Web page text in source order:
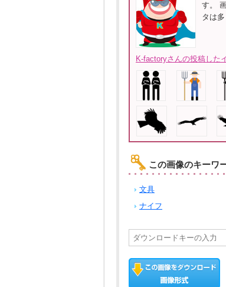
す。
タは
K-factoryさんの投稿した
この画像のキーワ
文具
ナイフ